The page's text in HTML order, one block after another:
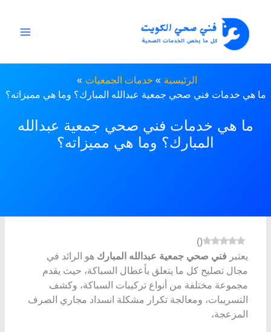
المحتوى
الرئيسية
خدمات الجمعيات
ما هي خدمات فني صحي جمعية عبدالله المبارك؟ وما هي مميزاته؟
ما هي خدمات فني صحي جمعية عبدالله
المبارك؟ وما هي مميزاته؟
(
)
يعتبر فني صحي جمعية عبدالله المبارك هو الرائد في
مجال تصليح كل ما يتعلق بأعطال السباكة، حيث يقدم
مجموعة مختلفة من أنواع تركيبات السباكة، وكشف
التسريبات، ومعالجة تكرار مشكلة انسداد مجاري الصرف
المزعجة،